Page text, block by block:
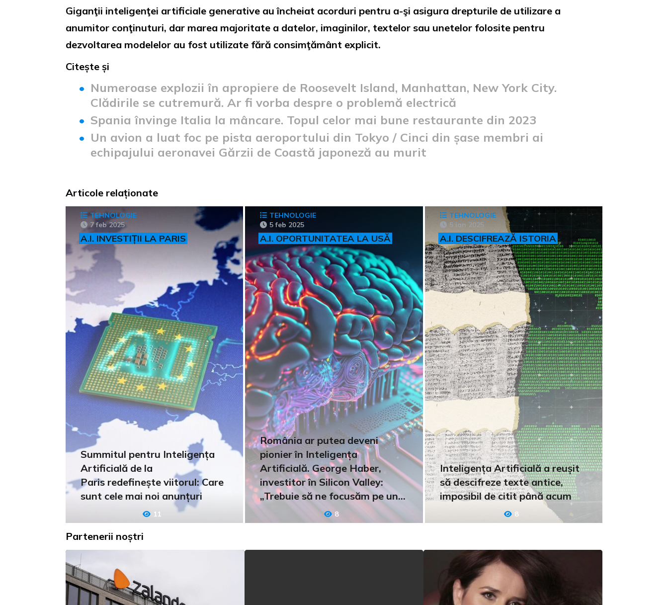
Giganţii inteligenţei artificiale generative au încheiat acorduri pentru a-şi asigura drepturile de utilizare a
anumitor conţinuturi, dar marea majoritate a datelor, imaginilor, textelor sau unetelor folosite pentru
dezvoltarea modelelor au fost utilizate fără consimţământ explicit.
Citește și
Numeroase explozii în apropiere de Roosevelt Island, Manhattan, New York City.
Clădirile se cutremură. Ar fi vorba despre o problemă electrică
Spania învinge Italia la mâncare. Topul celor mai bune restaurante din 2023
Un avion a luat foc pe pista aeroportului din Tokyo / Cinci din șase membri ai
echipajului aeronavei Gărzii de Coastă japoneză au murit
Articole relaționate
TEHNOLOGIE
7 feb 2025
A.I. INVESTIȚII LA PARIS
Summitul pentru Inteligența
Artificială de la
Paris redefinește viitorul: Care
sunt cele mai noi anunțuri
11
TEHNOLOGIE
5 feb 2025
A.I. OPORTUNITATEA LA USĂ
România ar putea deveni
pionier în Inteligența
Artificială. George Haber,
investitor în Silicon Valley:
„Trebuie să ne focusăm pe un
8
TEHNOLOGIE
5 ian 2025
A.I. DESCIFREAZĂ ISTORIA
Inteligența Artificială a reușit
să descifreze texte antice,
imposibil de citit până acum
8
Partenerii noștri